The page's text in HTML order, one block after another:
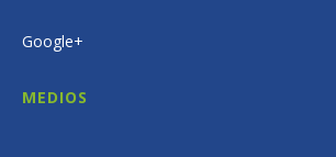
Google+
MEDIOS